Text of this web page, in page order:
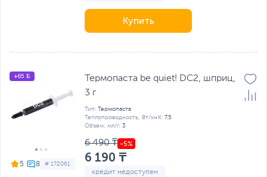
Купить
5 # 172061
+65 Б
Термопаста be quiet! DC2, шприц,
3 г
Тип: Термопаста
Теплопроводность, Вт/м•К: 7.5
Объем, мл/г: 3
6 490 ₸
6 190 ₸
кредит недоступен